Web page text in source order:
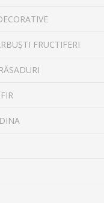
FRUCTIFERI